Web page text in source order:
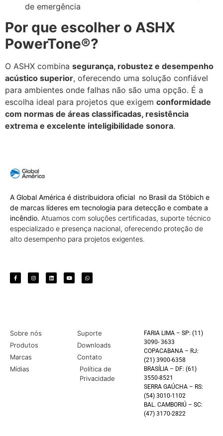
de emergência
Por que escolher o ASHX
PowerTone®?
O ASHX combina segurança, robustez e desempenho
acústico superior, oferecendo uma solução confiável
para ambientes onde falhas não são uma opção. É a
escolha ideal para projetos que exigem conformidade
com normas de áreas classificadas, resistência
extrema e excelente inteligibilidade sonora.
A Global América é distribuidora oficial no Brasil da Stöbich e
de marcas líderes em tecnologia para detecção e combate a
incêndio. Atuamos com soluções certificadas, suporte técnico
especializado e presença nacional, oferecendo proteção de
alto desempenho para projetos exigentes.
Sobre nós
Produtos
Marcas
Mídias
Suporte
Downloads
Contato
Política de
Privacidade
FARIA LIMA – SP: (11)
3090- 3633
COPACABANA – RJ:
(21) 3900-6358
BRASÍLIA – DF: (61)
3550-8521
SERRA GAÚCHA – RS:
(54) 3010-1102
BAL. CAMBORIÚ – SC:
(47) 3170-2822